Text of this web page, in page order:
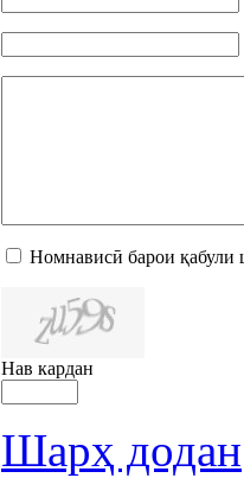
Номнависӣ барои қабули
Нав кардан
Шарҳ додан